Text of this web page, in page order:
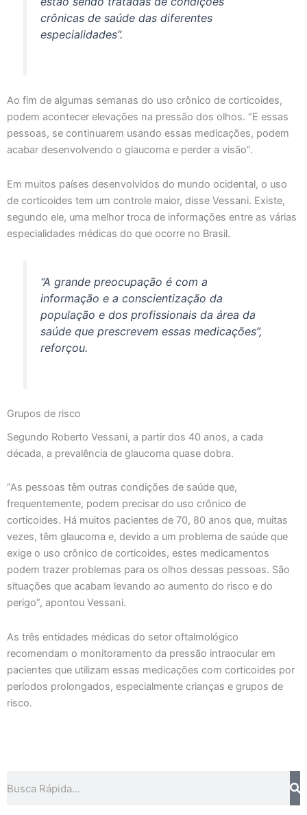
crônicas de saúde das diferentes
especialidades”.
Ao fim de algumas semanas do uso crônico de corticoides,
podem acontecer elevações na pressão dos olhos. “E essas
pessoas, se continuarem usando essas medicações, podem
acabar desenvolvendo o glaucoma e perder a visão”.
Em muitos países desenvolvidos do mundo ocidental, o uso
de corticoides tem um controle maior, disse Vessani. Existe,
segundo ele, uma melhor troca de informações entre as várias
especialidades médicas do que ocorre no Brasil.
“A grande preocupação é com a
informação e a conscientização da
população e dos profissionais da área da
saúde que prescrevem essas medicações”,
reforçou.
Grupos de risco
Segundo Roberto Vessani, a partir dos 40 anos, a cada
década, a prevalência de glaucoma quase dobra.
“As pessoas têm outras condições de saúde que,
frequentemente, podem precisar do uso crônico de
corticoides. Há muitos pacientes de 70, 80 anos que, muitas
vezes, têm glaucoma e, devido a um problema de saúde que
exige o uso crônico de corticoides, estes medicamentos
podem trazer problemas para os olhos dessas pessoas. São
situações que acabam levando ao aumento do risco e do
perigo”, apontou Vessani.
As três entidades médicas do setor oftalmológico
recomendam o monitoramento da pressão intraocular em
pacientes que utilizam essas medicações com corticoides por
períodos prolongados, especialmente crianças e grupos de
risco.